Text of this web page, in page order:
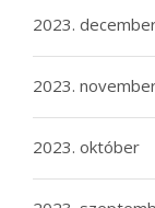
2023.
2023.
2023. október